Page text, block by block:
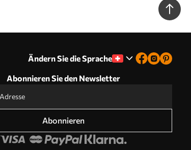
Ändern Sie die Sprache
Abonnieren Sie den Newsletter
Abonnieren